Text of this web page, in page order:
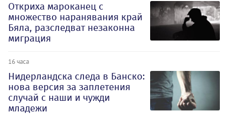
Откриха мароканец с
множество наранявания край
Бяла, разследват незаконна
миграция
16 часа
Нидерландска следа в Банско:
нова версия за заплетения
случай с наши и чужди
младежи